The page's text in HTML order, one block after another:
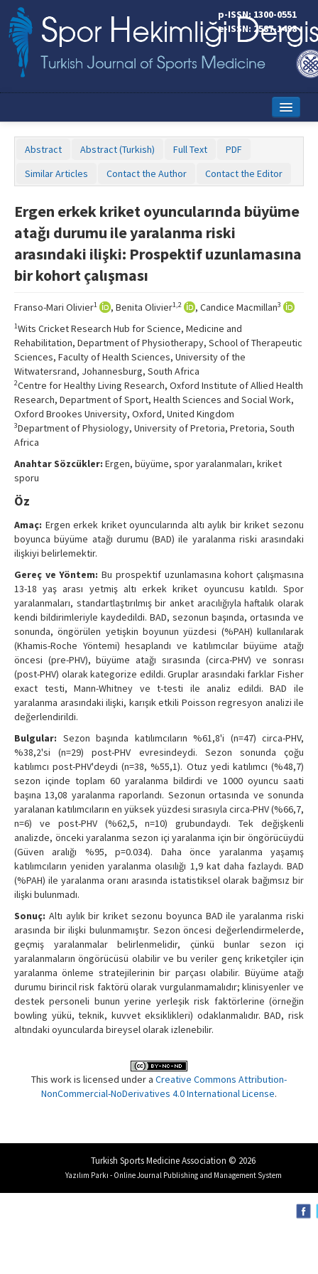
p-ISSN: 1300-0551
e-ISSN: 2587-1498
Online First
Aims and Scope
Editorial Board
Instructions to Authors
Copyright Transfer Form
Contact Us
Abstract Abstract (Turkish) Full Text
PDF
Similar Articles
Contact the Author Contact the Editor
Ergen erkek kriket oyuncularında büyüme
atağı durumu ile yaralanma riski
arasındaki ilişki: Prospektif uzunlamasına
bir kohort çalışması
Franso-Mari Olivier1 , Benita Olivier1,2 , Candice Macmillan3
1Wits Cricket Research Hub for Science, Medicine and
Rehabilitation, Department of Physiotherapy, School of Therapeutic
Sciences, Faculty of Health Sciences, University of the
Witwatersrand, Johannesburg, South Africa
2Centre for Healthy Living Research, Oxford Institute of Allied Health
Research, Department of Sport, Health Sciences and Social Work,
Oxford Brookes University, Oxford, United Kingdom
3Department of Physiology, University of Pretoria, Pretoria, South
Africa
Anahtar Sözcükler: Ergen, büyüme, spor yaralanmaları, kriket
sporu
Öz
Amaç: Ergen erkek kriket oyuncularında altı aylık bir kriket sezonu
boyunca büyüme atağı durumu (BAD) ile yaralanma riski arasındaki
ilişkiyi belirlemektir.
Gereç ve Yöntem: Bu prospektif uzunlamasına kohort çalışmasına
13-18 yaş arası yetmiş altı erkek kriket oyuncusu katıldı. Spor
yaralanmaları, standartlaştırılmış bir anket aracılığıyla haftalık olarak
kendi bildirimleriyle kaydedildi. BAD, sezonun başında, ortasında ve
sonunda, öngörülen yetişkin boyunun yüzdesi (%PAH) kullanılarak
(Khamis-Roche Yöntemi) hesaplandı ve katılımcılar büyüme atağı
öncesi (pre-PHV), büyüme atağı sırasında (circa-PHV) ve sonrası
(post-PHV) olarak kategorize edildi. Gruplar arasındaki farklar Fisher
exact testi, Mann-Whitney ve t-testi ile analiz edildi. BAD ile
yaralanma arasındaki ilişki, karışık etkili Poisson regresyon analizi ile
değerlendirildi.
Bulgular: Sezon başında katılımcıların %61,8'i (n=47) circa-PHV,
%38,2'si (n=29) post-PHV evresindeydi. Sezon sonunda çoğu
katılımcı post-PHV'deydi (n=38, %55,1). Otuz yedi katılımcı (%48,7)
sezon içinde toplam 60 yaralanma bildirdi ve 1000 oyuncu saati
başına 13,08 yaralanma raporlandı. Sezonun ortasında ve sonunda
yaralanan katılımcıların en yüksek yüzdesi sırasıyla circa-PHV (%66,7,
n=6) ve post-PHV (%62,5, n=10) grubundaydı. Tek değişkenli
analizde, önceki yaralanma sezon içi yaralanma için bir öngörücüydü
(Güven aralığı %95, p=0.034). Daha önce yaralanma yaşamış
katılımcıların yeniden yaralanma olasılığı 1,9 kat daha fazlaydı. BAD
(%PAH) ile yaralanma oranı arasında istatistiksel olarak bağımsız bir
ilişki bulunmadı.
Sonuç: Altı aylık bir kriket sezonu boyunca BAD ile yaralanma riski
arasında bir ilişki bulunmamıştır. Sezon öncesi değerlendirmelerde,
geçmiş yaralanmalar belirlenmelidir, çünkü bunlar sezon içi
yaralanmaların öngörücüsü olabilir ve bu veriler genç kriketçiler için
yaralanma önleme stratejilerinin bir parçası olabilir. Büyüme atağı
durumu birincil risk faktörü olarak vurgulanmamalıdır; klinisyenler ve
destek personeli bunun yerine yerleşik risk faktörlerine (örneğin
bowling yükü, teknik, kuvvet eksiklikleri) odaklanmalıdır. BAD, risk
altındaki oyuncularda bireysel olarak izlenebilir.
This work is licensed under a Creative Commons Attribution-
NonCommercial-NoDerivatives 4.0 International License.
Turkish Sports Medicine Association © 2026
Yazılım Parkı - Online Journal Publishing and Management System